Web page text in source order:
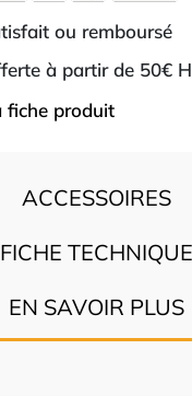
ou remboursé
à partir de 50€
fiche produit
ACCESSOIRES
FICHE TECHNIQUE
EN SAVOIR PLUS